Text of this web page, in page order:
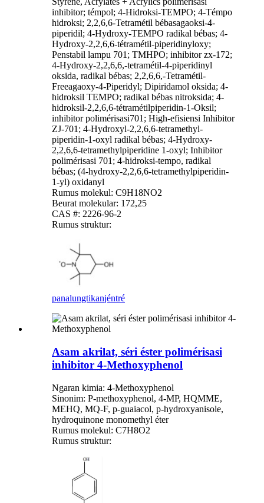
inhibitor; témpol; 4-Hidroksi-TEMPO; 4-Témpo
hidroksi; 2,2,6,6-Tetramétil bébasagaoksi-4-
piperidil; 4-Hydroxy-TEMPO radikal bébas; 4-
Hydroxy-2,2,6,6-tétramétil-piperidinyloxy;
Penstabil lampu 701; TMHPO; inhibitor zx-172;
4-Hydroxy-2,2,6,6,-tetramétil-4-piperidinyl
oksida, radikal bébas; 2,2,6,6,-Tetramétil-
Freeagaoxy-4-Piperidyl; Dipiridamol oksida; 4-
hidroksil TEMPO; radikal bébas nitroksida; 4-
hidroksil-2,2,6,6-tétramétilpiperidin-1-Oksil;
inhibitor polimérisasi701; High-efisiensi Inhibitor
ZJ-701; 4-Hydroxyl-2,2,6,6-tetramethyl-
piperidin-1-oxyl radikal bébas; 4-Hydroxy-
2,2,6,6-tetramethylpiperidine 1-oxyl; Inhibitor
polimérisasi 701; 4-hidroksi-tempo, radikal
bébas; (4-hydroxy-2,2,6,6-tetramethylpiperidin-
1-yl) oxidanyl
Rumus molekul: C9H18NO2
Beurat molekular: 172,25
CAS #: 2226-96-2
Rumus struktur:
panalungtikanjéntré
Asam akrilat, séri éster polimérisasi
inhibitor 4-Methoxyphenol
Ngaran kimia: 4-Methoxyphenol
Sinonim: P-methoxyphenol, 4-MP, HQMME,
MEHQ, MQ-F, p-guaiacol, p-hydroxyanisole,
hydroquinone monomethyl éter
Rumus molekul: C7H8O2
Rumus struktur: